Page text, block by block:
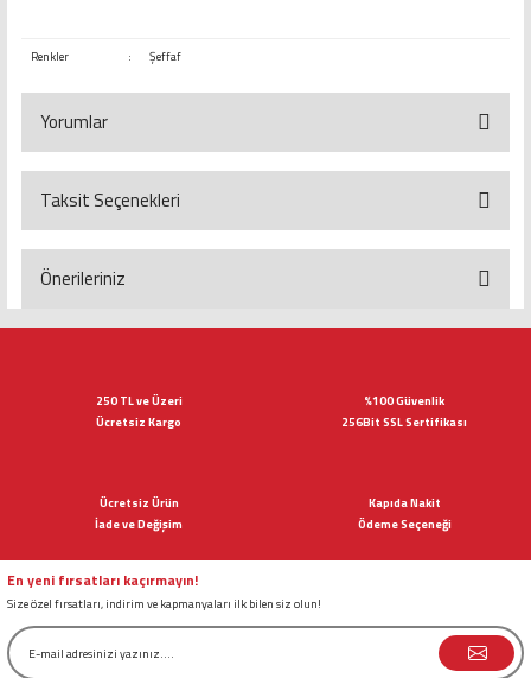
Renkler : Şeffaf
Yorumlar
Bu ürüne ilk yorumu siz yapın!
Taksit Seçenekleri
Önerileriniz
Ürün bilgilerinde hatalar bulunuyor.
Bu ürüne benzer farklı alternatifler olmalı.
250 TL ve Üzeri
Ücretsiz Kargo
%100 Güvenlik
256Bit SSL Sertifikası
Ücretsiz Ürün
İade ve Değişim
Kapıda Nakit
Ödeme Seçeneği
En yeni fırsatları kaçırmayın!
Size özel fırsatları, indirim ve kapmanyaları ilk bilen siz olun!